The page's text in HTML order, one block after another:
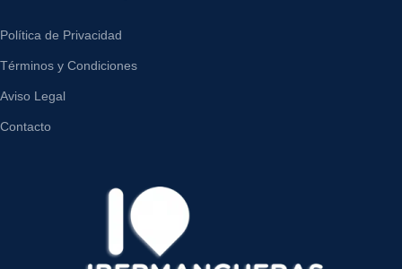
Política de Privacidad
Términos y Condiciones
Aviso Legal
Contacto